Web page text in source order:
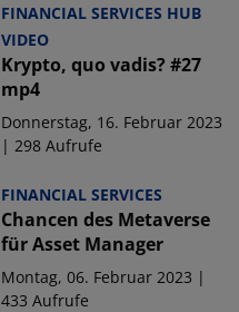
FINANCIAL SERVICES HUB
VIDEO
Krypto, quo vadis? #27
mp4
Donnerstag, 16. Februar 2023
| 298 Aufrufe
FINANCIAL SERVICES
Chancen des Metaverse
für Asset Manager
Montag, 06. Februar 2023 |
433 Aufrufe